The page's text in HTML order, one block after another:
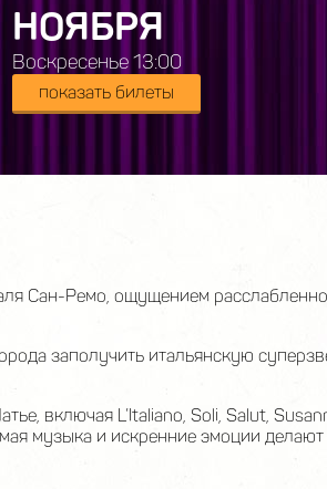
НОЯБРЯ
Воскресенье 13:00
показать билеты
Сан-Ремо, ощущением
заполучить итальянскую
включая L’Italiano, Soli, Salut,
музыка и искренние эмоции